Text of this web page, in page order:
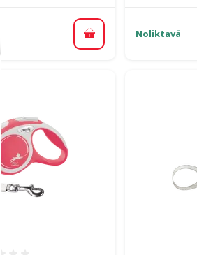
Pievienot grozam
Noliktavā